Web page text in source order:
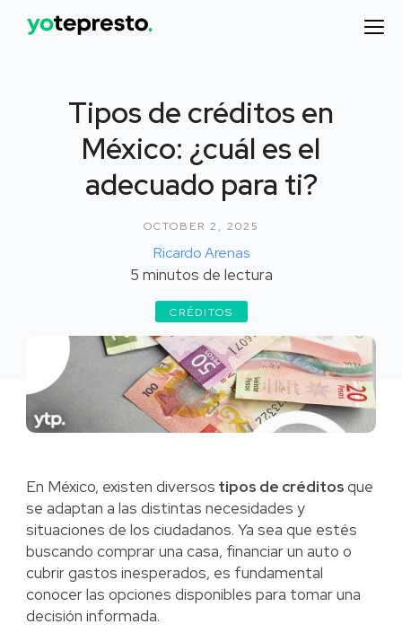
Tipos de créditos en
México: ¿cuál es el
adecuado para ti?
OCTOBER 2, 2025
Ricardo Arenas
5 minutos de lectura
CRÉDITOS
En México, existen diversos tipos de créditosque
se adaptan a las distintas necesidades y
situaciones de los ciudadanos. Ya sea que estés
buscando comprar una casa, financiar un auto o
cubrir gastos inesperados, es fundamental
conocer las opciones disponibles para tomar una
decisión informada.